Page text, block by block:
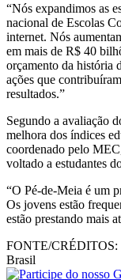
“Nós expandimos as
nacional de Escolas
internet. Nós
em mais de R$ 40
orçamento da história
ações que
resultados.”
Segundo a avaliação
melhora dos índices
coordenado pelo
voltado a estudantes
“O Pé-de-Meia é um
Os jovens estão
estão prestando mais
FONTE/CRÉDITOS:
Brasil